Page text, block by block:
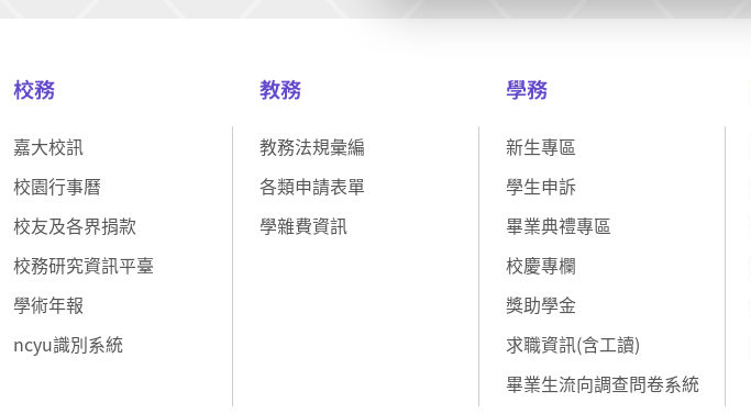
校務
嘉大校訊
校園行事曆
校友及各界捐款
校務研究資訊平臺
學術年報
ncyu識別系統
教務
教務法規彙編
各類申請表單
學雜費資訊
學務
新生專區
學生申訴
畢業典禮專區
校慶專欄
獎助學金
求職資訊(含工讀)
畢業生流向調查問卷系統